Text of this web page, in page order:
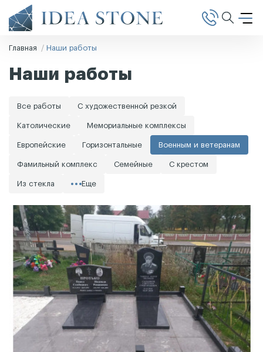
Главная Наши работы
Наши работы
Все работы С художественной резкой
Католические Мемориальные комплексы
Европейские Горизонтальные Военным и ветеранам
Фамильный комплекс Семейные С крестом
Из стекла Еще